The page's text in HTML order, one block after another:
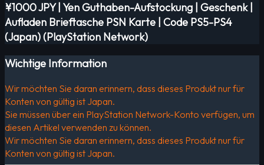
¥1000 JPY | Yen Guthaben-Aufstockung | Geschenk |
Aufladen Brieftasche PSN Karte | Code PS5-PS4
(Japan) (PlayStation Network)
Wichtige Information
Wir möchten Sie daran erinnern, dass dieses Produkt nur für
Konten von gültig ist Japan.
Sie müssen über ein PlayStation Network-Konto verfügen, um
diesen Artikel verwenden zu können.
Wir möchten Sie daran erinnern, dass dieses Produkt nur für
Konten von gültig ist Japan.